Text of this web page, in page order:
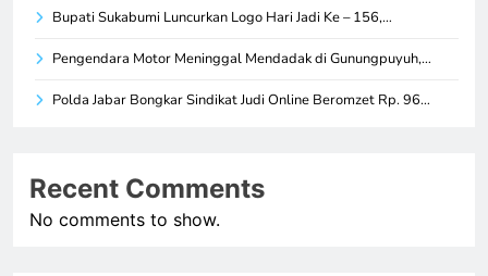
Bupati Sukabumi Luncurkan Logo Hari Jadi Ke – 156,…
Pengendara Motor Meninggal Mendadak di Gunungpuyuh,…
Polda Jabar Bongkar Sindikat Judi Online Beromzet Rp. 96…
Recent Comments
No comments to show.